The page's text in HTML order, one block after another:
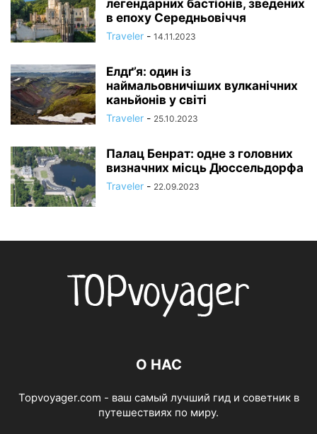
легендарних бастіонів, зведених
в епоху Середньовіччя
Traveler - 14.11.2023
Елдґ’я: один із
наймальовничіших вулканічних
каньйонів у світі
Traveler - 25.10.2023
Палац Бенрат: одне з головних
визначних місць Дюссельдорфа
Traveler - 22.09.2023
О НАС
Topvoyager.com - ваш самый лучший гид и советник в
путешествиях по миру.